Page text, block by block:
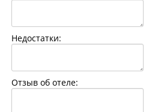
Недостатки:
Отзыв об отеле: